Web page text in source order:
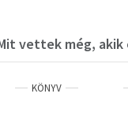
A Kaleidoszkóp Könyvek
nyújtanak betekintést.
vettek még,
KÖNYV